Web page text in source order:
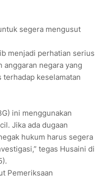
segera mengusut
menjadi perhatian serius
anggaran negara yang
terhadap keselamatan
ini menggunakan
Jika ada dugaan
hukum harus segera
tegas Husaini di
Pemeriksaan